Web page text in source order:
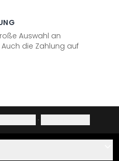
Auswahl an
die Zahlung auf
·